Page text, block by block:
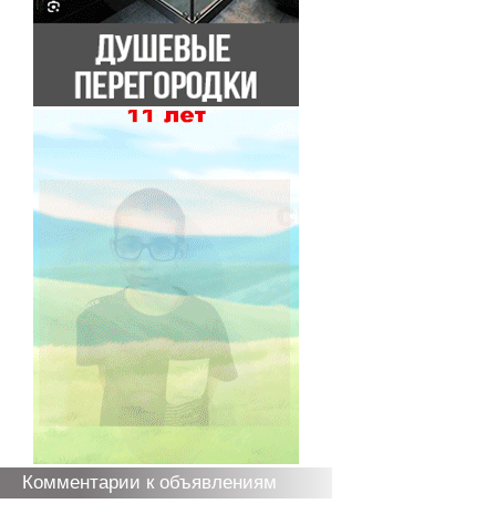
Комментарии к объявлениям